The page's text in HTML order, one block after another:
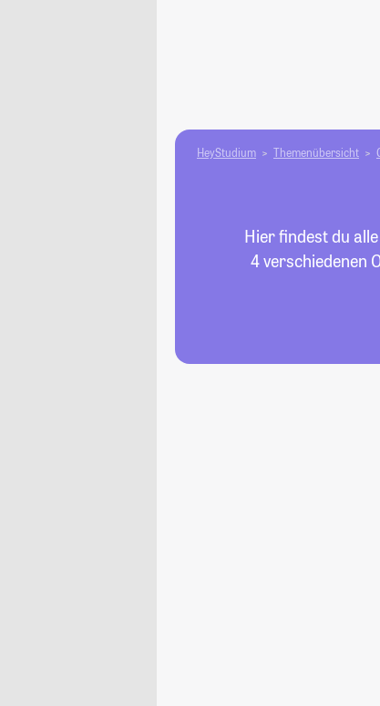
HeyStudium Themenübersicht
Hier findest du
4 verschiedenen